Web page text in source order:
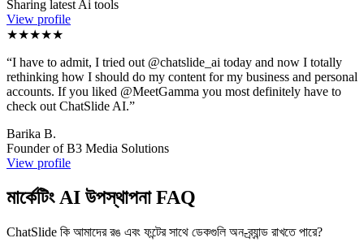
Sharing latest Ai tools
View profile
★★★★★
“I have to admit, I tried out @chatslide_ai today and now I totally
rethinking how I should do my content for my business and personal
accounts. If you liked @MeetGamma you most definitely have to
check out ChatSlide AI.”
Barika B.
Founder of B3 Media Solutions
View profile
মার্কেটিং AI উপস্থাপনা FAQ
ChatSlide কি আমাদের রঙ এবং ফন্টের সাথে ডেকগুলি অন-ব্র্যান্ড রাখতে পারে?